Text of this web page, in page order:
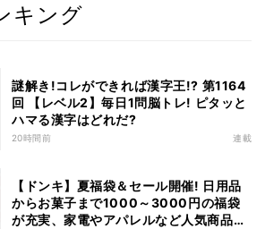
キング
謎解き!コレができれば漢字王!? 第1164
回 【レベル2】毎日1問脳トレ! ピタッと
ハマる漢字はどれだ?
20時間前 連載
【ドンキ】夏福袋＆セール開催! 日用品
からお菓子まで1000～3000円の福袋
が充実、家電やアパレルなど人気商品も